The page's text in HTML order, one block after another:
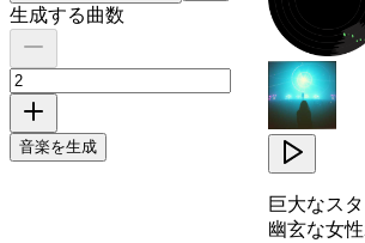
生成する曲数
音楽を生成
巨大なス
幽玄な女